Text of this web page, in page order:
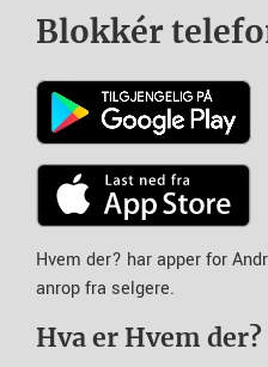
Blokkér
Hvem der? har apper for
anrop fra selgere.
Hva er Hvem der?